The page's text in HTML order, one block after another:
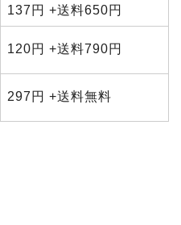
137円 +送料650円
120円 +送料790円
297円 +送料無料